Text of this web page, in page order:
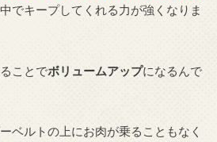
でキープしてくれる力が強くなりま
ことでボリュームアップになるんで
ベルトの上にお肉が乗ることもなく